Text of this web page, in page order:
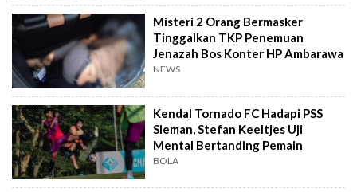
Misteri 2 Orang Bermasker
Tinggalkan TKP Penemuan
Jenazah Bos Konter HP Ambarawa
NEWS
Kendal Tornado FC Hadapi PSS
Sleman, Stefan Keeltjes Uji
Mental Bertanding Pemain
BOLA